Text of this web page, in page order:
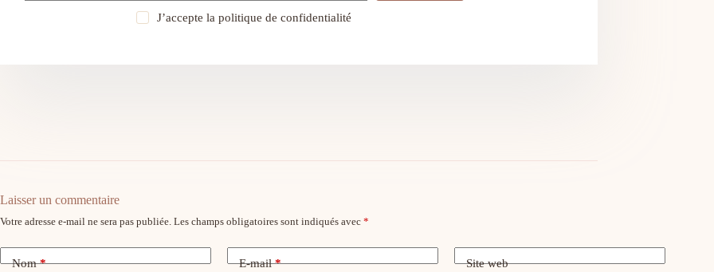
J’accepte la politique de confidentialité
Laisser un commentaire
Votre adresse e-mail ne sera pas publiée. Les champs obligatoires sont indiqués avec *
Nom* E-mail* Site web